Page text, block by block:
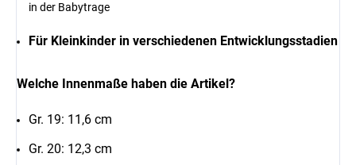
in der Babytrage
Für Kleinkinder in verschiedenen Entwicklungsstadien
Welche Innenmaße haben die Artikel?
Gr. 19: 11,6 cm
Gr. 20: 12,3 cm